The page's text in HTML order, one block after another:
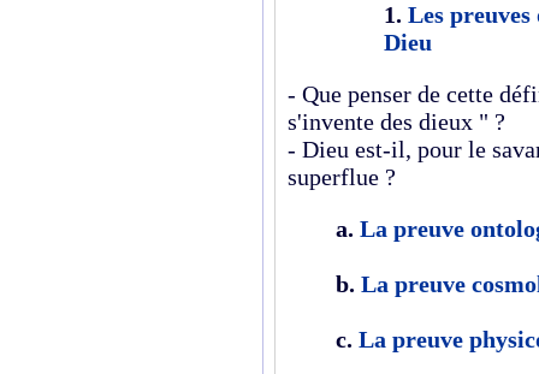
1. Les
Dieu
- Que penser de cette
s'invente des dieux " ?
- Dieu est-il, pour le
superflue ?
a. La preuve
b. La preuve
c. La preuve